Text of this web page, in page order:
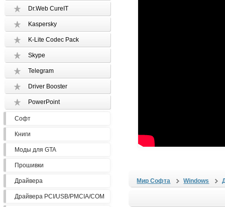
Dr.Web CureIT
Kaspersky
K-Lite Codec Pack
Skype
Telegram
Driver Booster
PowerPoint
Софт
Книги
Моды для GTA
Прошивки
Драйвера
Драйвера PCI/USB/PMCIA/COM
Мир Софта Windows